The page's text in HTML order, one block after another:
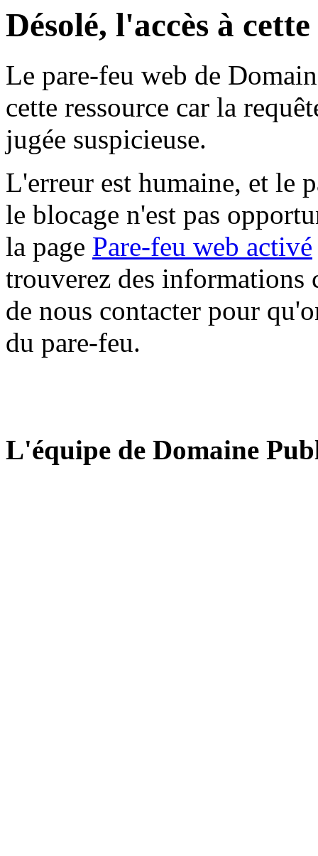
Désolé, l'accès à
Le pare-feu web de
cette ressource car la
jugée suspicieuse.
L'erreur est humaine, et le
le blocage n'est pas
la page Pare-feu web activé
trouverez des informations
de nous contacter pour
du pare-feu.
L'équipe de Domaine